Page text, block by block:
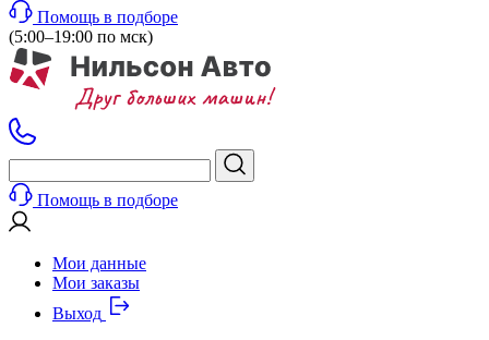
Помощь в подборе
(5:00–19:00 по мск)
Помощь в подборе
Мои данные
Мои заказы
Выход